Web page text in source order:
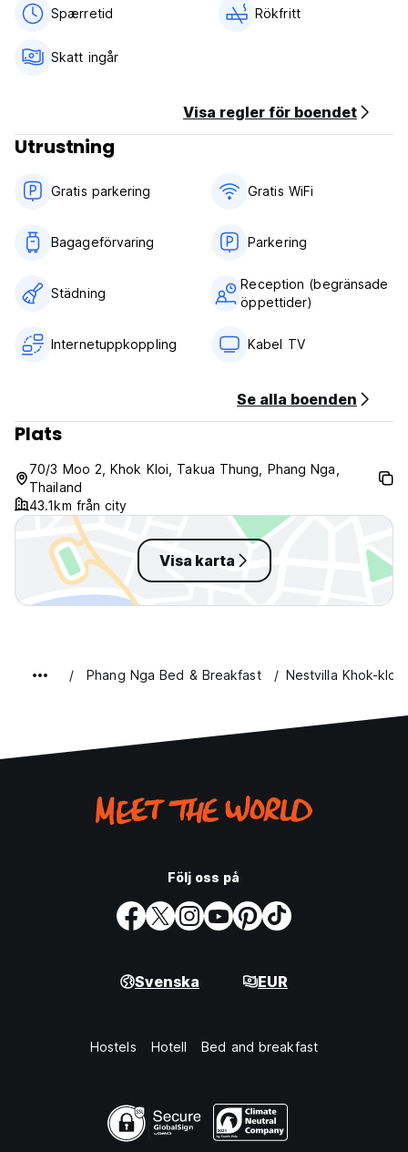
före ankomst.
6) Frukost ingår inte.
translated from original language)
Spærretid Rökfritt
Skatt ingår
Visa regler för boendet
Utrustning
Gratis parkering Gratis WiFi
Bagageförvaring Parkering
Städning
Reception (begränsade
öppettider)
Internetuppkoppling Kabel TV
Se alla boenden
Plats
70/3 Moo 2, Khok Kloi, Takua Thung, Phang Nga,
Thailand
43.1km från city
Visa karta
Phang Nga Bed & Breakfast Nestvilla Khok-kloi
Följ oss på
Svenska EUR
Hostels Hotell Bed and breakfast